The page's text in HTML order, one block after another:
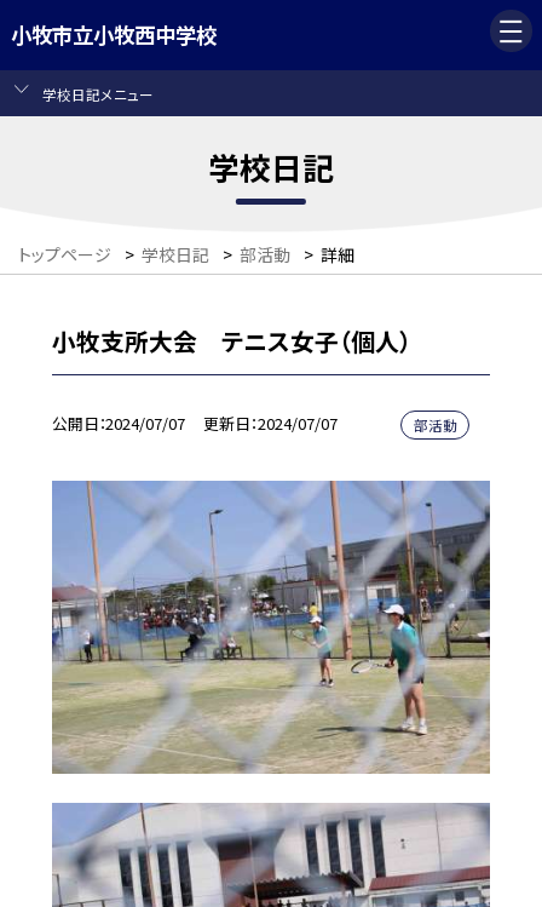
小牧市立小牧西中学校
学校日記メニュー
学校日記
トップページ > 学校日記 > 部活動 > 詳細
小牧支所大会 テニス女子（個人）
公開日 2024/07/07 更新日 2024/07/07 部活動